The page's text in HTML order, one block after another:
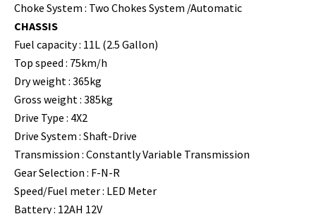
Choke System : Two Chokes System /Automatic
CHASSIS
Fuel capacity : 11L (2.5 Gallon)
Top speed : 75km/h
Dry weight : 365kg
Gross weight : 385kg
Drive Type : 4X2
Drive System : Shaft-Drive
Transmission : Constantly Variable Transmission
Gear Selection : F-N-R
Speed/Fuel meter : LED Meter
Battery : 12AH 12V